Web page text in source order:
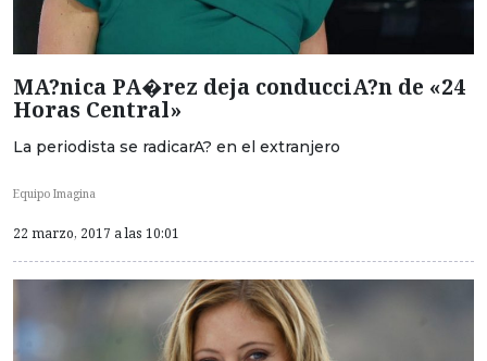
MA?nica PA�rez deja conducciA?n de «24
Horas Central»
La periodista se radicarA? en el extranjero
Equipo Imagina
22 marzo, 2017 a las 10:01